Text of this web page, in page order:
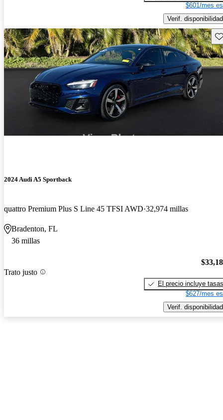
$601/mes
Verif. disponibilidad
2024 Audi A5 Sportback
quattro Premium Plus S Line 45 TFSI AWD 32,974 millas
Bradenton, FL
36 millas
Trato justo
El precio incluye tasas
$627/mes
Verif. disponibilidad